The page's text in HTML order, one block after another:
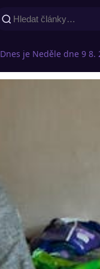
Dnes je Neděle dne 9 8.